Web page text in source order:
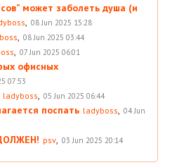
может заболеть душа (и
08 Jun 2025 15:28
08 Jun 2025 03:44
07 Jun 2025 06:01
офисных
07:53
ladyboss 05 Jun 2025 06:44
поспать ladyboss
04 Jun
psv 03 Jun 2025 20:14